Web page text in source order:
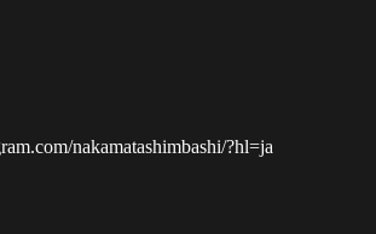
nakamatashimbashi/?hl=ja